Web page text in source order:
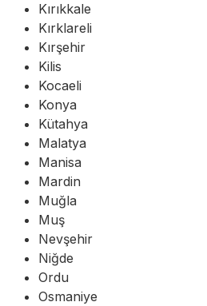
Kırıkkale
Kırklareli
Kırşehir
Kilis
Kocaeli
Konya
Kütahya
Malatya
Manisa
Mardin
Muğla
Muş
Nevşehir
Niğde
Ordu
Osmaniye